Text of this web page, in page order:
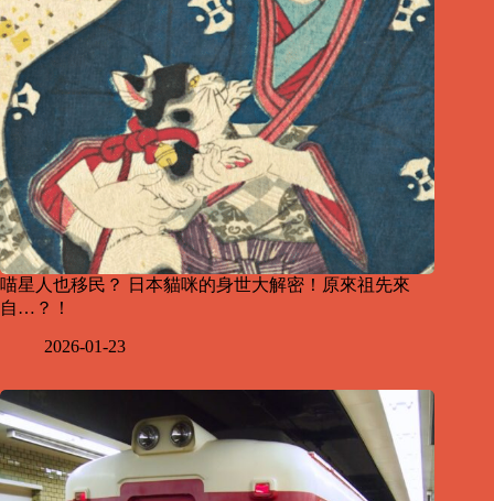
喵星人也移民？ 日本貓咪的身世大解密！原來祖先來
自…？！
2026-01-23